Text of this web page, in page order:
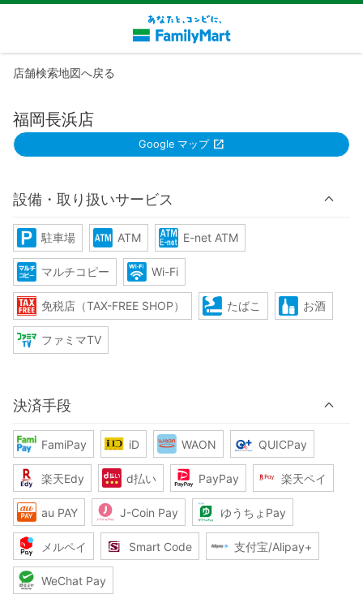
店舗検索地図へ戻る
福岡長浜店
Google マップ
設備・取り扱いサービス
駐車場 ATM E-net ATM
マルチコピー Wi-Fi
免税店（TAX-FREE SHOP） たばこ お酒
ファミマTV
決済手段
FamiPay iD WAON QUICPay
楽天Edy d払い PayPay 楽天ペイ
au PAY J-Coin Pay ゆうちょPay
メルペイ Smart Code 支付宝/Alipay+
WeChat Pay